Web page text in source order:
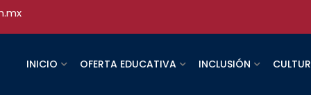
INICIO OFERTA EDUCATIVA INCLUSIÓN